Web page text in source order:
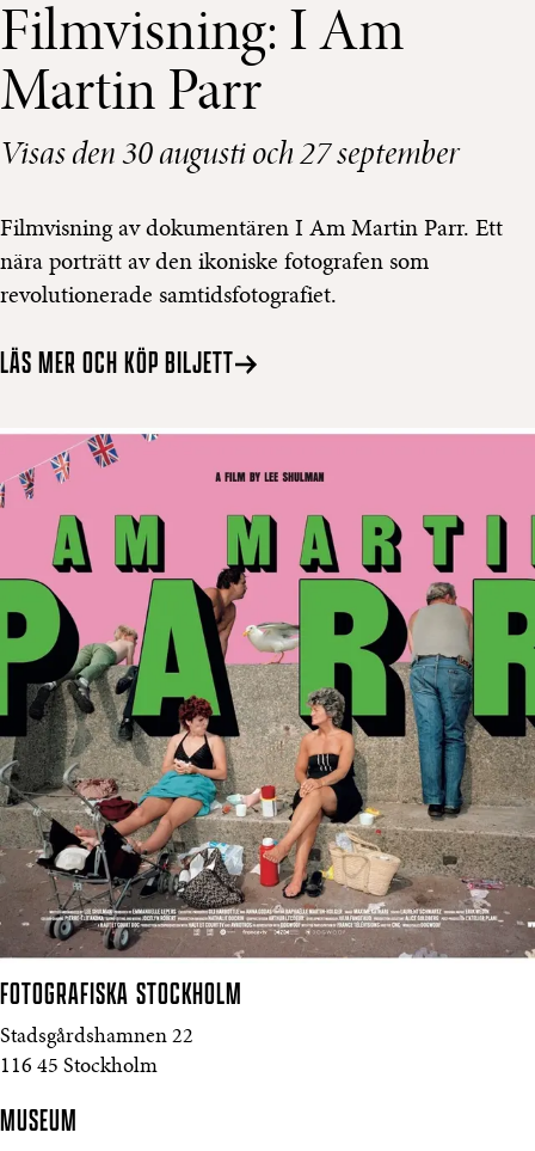
Filmvisning: I Am
Martin Parr
Visas den 30 augusti och 27 september
Filmvisning av dokumentären I Am Martin Parr. Ett
nära porträtt av den ikoniske fotografen som
revolutionerade samtidsfotografiet.
LÄS MER OCH KÖP BILJETT
FOTOGRAFISKA STOCKHOLM
Stadsgårdshamnen 22
116 45 Stockholm
MUSEUM